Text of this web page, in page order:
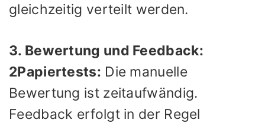
gleichzeitig verteilt werden.
3. Bewertung und Feedback:
2Papiertests: Die manuelle
Bewertung ist zeitaufwändig.
Feedback erfolgt in der Regel